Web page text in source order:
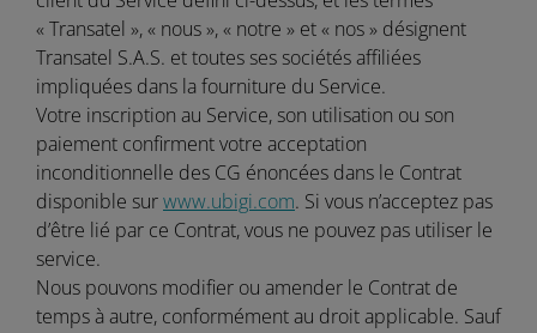
« Transatel », « nous », « notre » et « nos » désignent
Transatel S.A.S. et toutes ses sociétés affiliées
impliquées dans la fourniture du Service.
Votre inscription au Service, son utilisation ou son
paiement confirment votre acceptation
inconditionnelle des CG énoncées dans le Contrat
disponible surwww.ubigi.com. Si vous n’acceptez pas
d’être lié par ce Contrat, vous ne pouvez pas utiliser le
service.
Nous pouvons modifier ou amender le Contrat de
temps à autre, conformément au droit applicable. Sauf